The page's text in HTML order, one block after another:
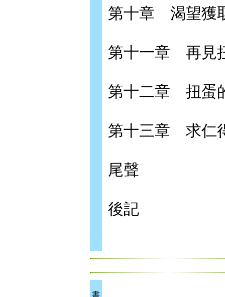
第十章 渴望獲
第十一章 再見
第十二章 扭蛋
第十三章 求仁
尾聲
後記
書